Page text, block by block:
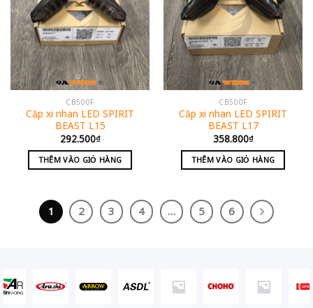
CB500F
Cặp xi nhan LED SPIRIT
BEAST L15
292.500₫
THÊM VÀO GIỎ HÀNG
CB500F
Cặp xi nhan LED SPIRIT
BEAST L17
358.800₫
THÊM VÀO GIỎ HÀNG
1 2 3 4 … 5 6